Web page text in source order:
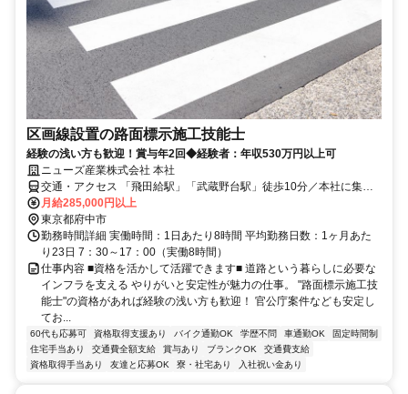
区画線設置の路面標示施工技能士
経験の浅い方も歓迎！賞与年2回◆経験者：年収530万円以上可
ニューズ産業株式会社 本社
交通・アクセス 「飛田給駅」「武蔵野台駅」徒歩10分／本社に集合
して現場へ★都内に現場多数あり！★バイク通勤OK
月給285,000円以上
東京都府中市
勤務時間詳細 実働時間：1日あたり8時間 平均勤務日数：1ヶ月あた
り23日 7：30～17：00（実働8時間）
仕事内容 ■資格を活かして活躍できます■ 道路という暮らしに必要な
インフラを支える やりがいと安定性が魅力の仕事。 "路面標示施工技
能士"の資格があれば経験の浅い方も歓迎！ 官公庁案件なども安定し
てお...
60代も応募可 資格取得支援あり バイク通勤OK 学歴不問 車通勤OK
固定時間制
住宅手当あり
交通費全額支給 賞与あり ブランクOK
交通費支給
資格取得手当あり
友達と応募OK 寮・社宅あり 入社祝い金あり